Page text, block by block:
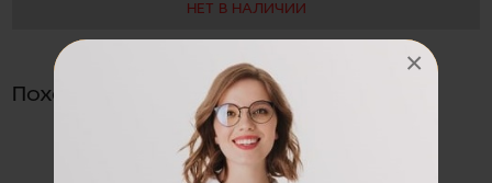
×
НЕТ В НАЛИЧИИ
Похожие товары